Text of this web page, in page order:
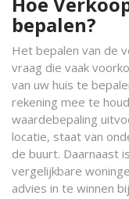
bepalen?
Het bepalen van de
vraag die vaak
van uw huis te
rekening mee te
waardebepaling
locatie, staat van
de buurt. Daarnaast
vergelijkbare
advies in te winnen